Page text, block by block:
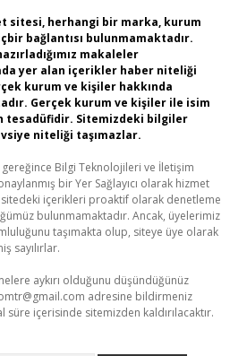
sitesi, herhangi bir marka, kurum
bağlantısı bulunmamaktadır.
makaleler
yer alan içerikler haber niteliği
kurum ve kişiler hakkında
Gerçek kurum ve kişiler ile isim
tesadüfidir. Sitemizdeki bilgiler
niteliği taşımazlar.
gereğince Bilgi Teknolojileri ve İletişim
bir Yer Sağlayıcı olarak hizmet
içerikleri proaktif olarak denetleme
bulunmamaktadır. Ancak, üyelerimiz
taşımakta olup, siteye üye olarak
sayılırlar.
aykırı olduğunu düşündüğünüz
adresine bildirmeniz
içerisinde sitemizden kaldırılacaktır.